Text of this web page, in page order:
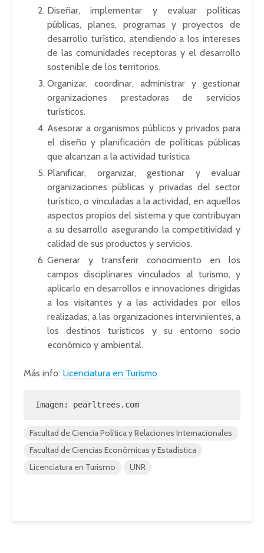
Diseñar, implementar y evaluar políticas
públicas, planes, programas y proyectos de
desarrollo turístico, atendiendo a los intereses
de las comunidades receptoras y el desarrollo
sostenible de los territorios.
Organizar, coordinar, administrar y gestionar
organizaciones prestadoras de servicios
turísticos.
Asesorar a organismos públicos y privados para
el diseño y planificación de políticas públicas
que alcanzan a la actividad turística
Planificar, organizar, gestionar y evaluar
organizaciones públicas y privadas del sector
turístico, o vinculadas a la actividad, en aquellos
aspectos propios del sistema y que contribuyan
a su desarrollo asegurando la competitividad y
calidad de sus productos y servicios.
Generar y transferir conocimiento en los
campos disciplinares vinculados al turismo, y
aplicarlo en desarrollos e innovaciones dirigidas
a los visitantes y a las actividades por ellos
realizadas, a las organizaciones intervinientes, a
los destinos turísticos y su entorno socio
económico y ambiental.
Más info: Licenciatura en Turismo
Imagen: pearltrees.com
Facultad de Ciencia Política y Relaciones Internacionales
Facultad de Ciencias Económicas y Estadística
Licenciatura en Turismo
UNR